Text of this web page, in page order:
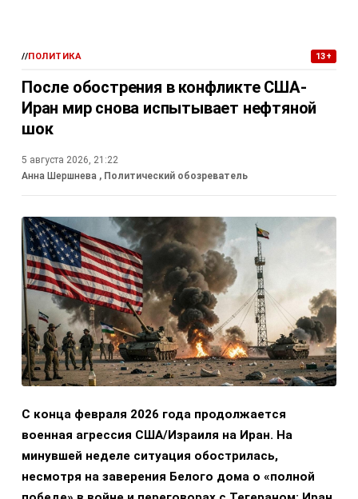
//ПОЛИТИКА 13+
После обострения в конфликте США-
Иран мир снова испытывает нефтяной
шок
5 августа 2026, 21:22
Анна Шершнева , Политический обозреватель
С конца февраля 2026 года продолжается
военная агрессия США/Израиля на Иран. На
минувшей неделе ситуация обострилась,
несмотря на заверения Белого дома о «полной